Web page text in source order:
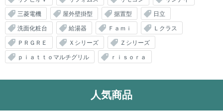
三菱電機
屋外壁掛型 据置型
日立
洗面化粧台
給湯器 Ｆａｍｉ
Ｌクラス
ＰＲＧＲＥ
Ｘシリーズ
Ｚシリーズ
ｐｉａｔｔｏマルチグリル
ｒｉｓｏｒａ
人気商品